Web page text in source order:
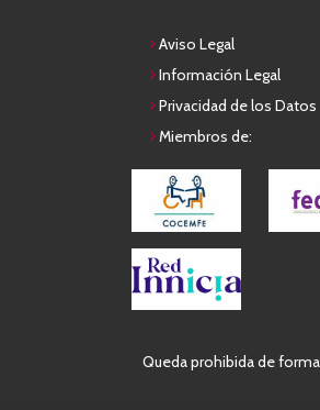
Aviso Legal
Información Legal
Privacidad de los Datos
Miembros de:
Queda prohibida de